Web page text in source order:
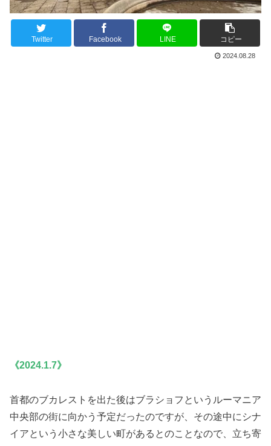
Twitter Facebook LINE コピー
2024.08.28
《2024.1.7》
首都のブカレストを出た後はブラショフというルーマニア
中央部の街に向かう予定だったのですが、その途中にシナ
イアという小さな美しい町があるとのことなので、立ち寄